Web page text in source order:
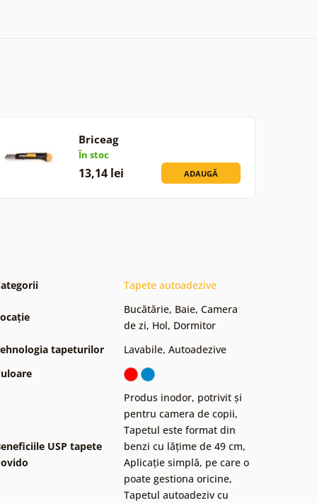
Briceag
În stoc
13,14 lei ADAUGĂ
Tapete autoadezive
Bucătărie, Baie, Camera
de zi, Hol, Dormitor
tapeturilor
Lavabile, Autoadezive
USP tapete
Produs inodor, potrivit și
pentru camera de copii,
Tapetul este format din
benzi cu lățime de 49 cm,
Aplicație simplă, pe care o
poate gestiona oricine,
Tapetul autoadeziv cu